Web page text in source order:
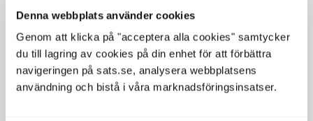
Denna webbplats använder cookies
Genom att klicka på "acceptera alla cookies" samtycker
du till lagring av cookies på din enhet för att förbättra
navigeringen på sats.se, analysera webbplatsens
användning och bistå i våra marknadsföringsinsatser.
SATS Clothing